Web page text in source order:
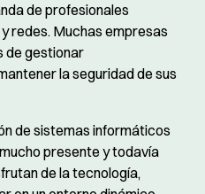
de profesionales
redes. Muchas empresas
de gestionar
la seguridad de sus
de sistemas informáticos
presente y todavía
de la tecnología,